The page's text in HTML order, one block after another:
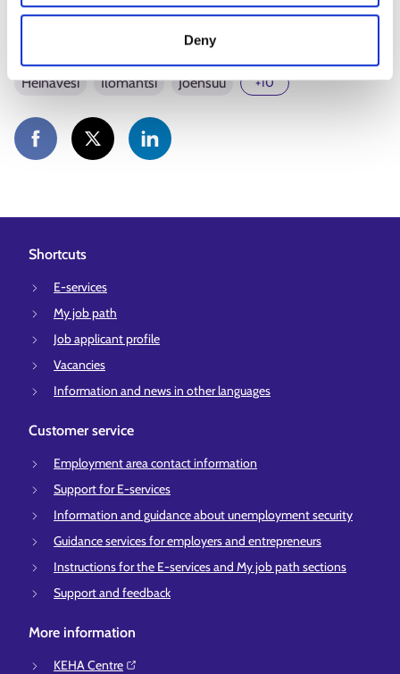
Deny
North Karelia employment area
Heinävesi Ilomantsi Joensuu +10
Shortcuts
E-services
My job path
Job applicant profile
Vacancies
Information and news in other languages
Customer service
Employment area contact information
Support for E-services
Information and guidance about unemployment security
Guidance services for employers and entrepreneurs
Instructions for the E-services and My job path sections
Support and feedback
More information
KEHA Centre⁠